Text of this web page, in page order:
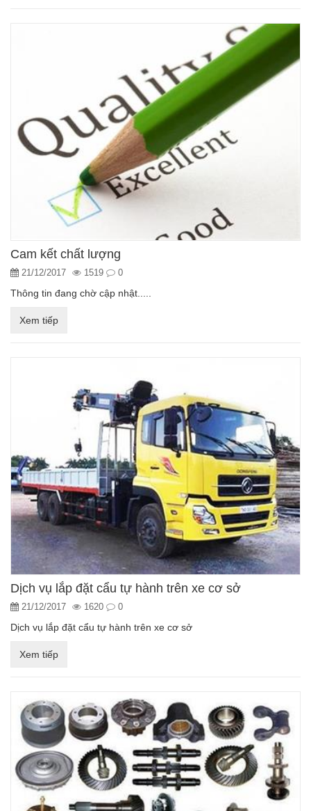
Cam kết chất lượng
21/12/2017 1519 0
Thông tin đang chờ cập nhật.....
Xem tiếp
Dịch vụ lắp đặt cẩu tự hành trên xe cơ sở
21/12/2017 1620 0
Dịch vụ lắp đặt cẩu tự hành trên xe cơ sở
Xem tiếp